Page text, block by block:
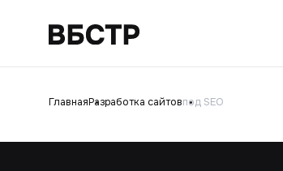
ГлавнаяРазработка сайтовпод SEO